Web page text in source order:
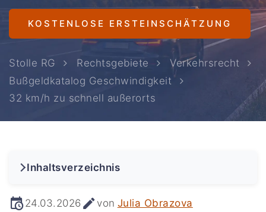
KOSTENLOSE ERSTEINSCHÄTZUNG
Stolle RG Rechtsgebiete
Verkehrsrecht
Bußgeldkatalog Geschwindigkeit
32 km/h zu schnell außerorts
24.03.2026 von Julia Obrazova
Inhaltsverzeichnis